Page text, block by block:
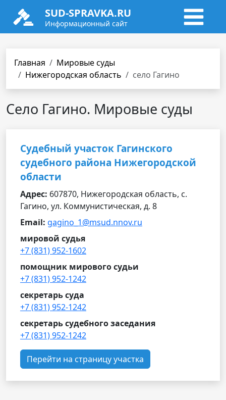
SUD-SPRAVKA.RU
Информационный сайт
Главная
Мировые суды
Нижегородская область
село Гагино
Село Гагино. Мировые суды
Судебный участок Гагинского
судебного района Нижегородской
области
Адрес: 607870, Нижегородская область, с.
Гагино, ул. Коммунистическая, д. 8
Email: gagino_1@msud.nnov.ru
мировой судья
+7 (831) 952-1602
помощник мирового судьи
+7 (831) 952-1242
секретарь суда
+7 (831) 952-1242
секретарь судебного заседания
+7 (831) 952-1242
Перейти на страницу участка